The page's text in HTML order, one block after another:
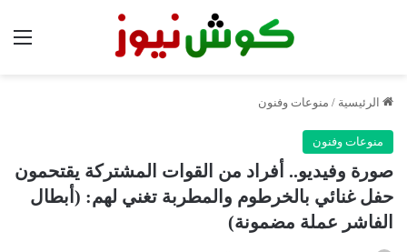
الرئيسية / منوعات وفنون
منوعات وفنون
صورة وفيديو.. أفراد من القوات المشتركة يقتحمون
حفل غنائي بالخرطوم والمطربة تغني لهم: (أبطال
الفاشر عملة مضمونة)